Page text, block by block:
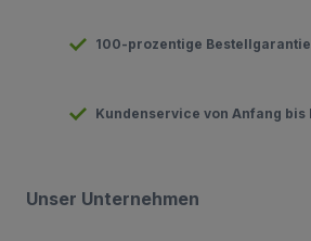
100-prozentige Bestellgarantie
Kundenservice von Anfang bis
Unser Unternehmen